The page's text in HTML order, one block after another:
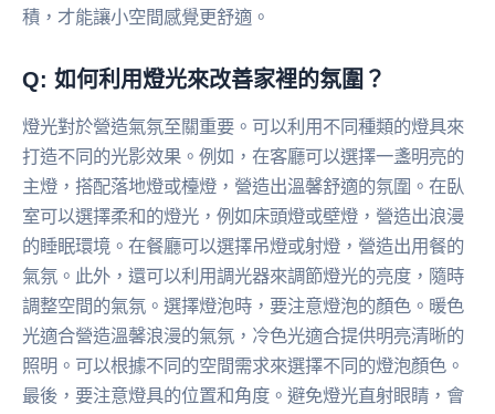
積，才能讓小空間感覺更舒適。
Q: 如何利用燈光來改善家裡的氛圍？
燈光對於營造氣氛至關重要。可以利用不同種類的燈具來
打造不同的光影效果。例如，在客廳可以選擇一盞明亮的
主燈，搭配落地燈或檯燈，營造出溫馨舒適的氛圍。在臥
室可以選擇柔和的燈光，例如床頭燈或壁燈，營造出浪漫
的睡眠環境。在餐廳可以選擇吊燈或射燈，營造出用餐的
氣氛。此外，還可以利用調光器來調節燈光的亮度，隨時
調整空間的氣氛。選擇燈泡時，要注意燈泡的顏色。暖色
光適合營造溫馨浪漫的氣氛，冷色光適合提供明亮清晰的
照明。可以根據不同的空間需求來選擇不同的燈泡顏色。
最後，要注意燈具的位置和角度。避免燈光直射眼睛，會